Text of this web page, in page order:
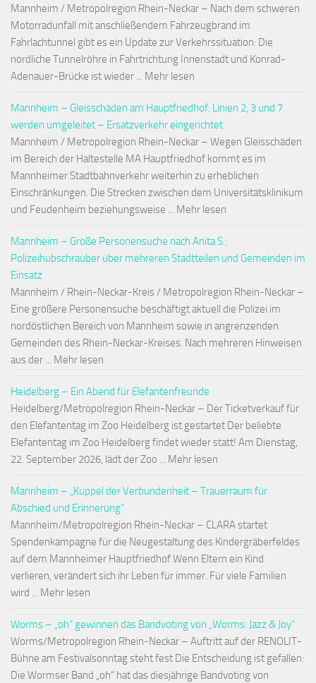
Mannheim / Metropolregion Rhein-Neckar – Nach dem schweren
Motorradunfall mit anschließendem Fahrzeugbrand im
Fahrlachtunnel gibt es ein Update zur Verkehrssituation: Die
nördliche Tunnelröhre in Fahrtrichtung Innenstadt und Konrad-
Adenauer-Brücke ist wieder ... Mehr lesen
Mannheim – Gleisschäden am Hauptfriedhof: Linien 2, 3 und 7
werden umgeleitet – Ersatzverkehr eingerichtet
Mannheim / Metropolregion Rhein-Neckar – Wegen Gleisschäden
im Bereich der Haltestelle MA Hauptfriedhof kommt es im
Mannheimer Stadtbahnverkehr weiterhin zu erheblichen
Einschränkungen. Die Strecken zwischen dem Universitätsklinikum
und Feudenheim beziehungsweise ... Mehr lesen
Mannheim – Große Personensuche nach Anita S.:
Polizeihubschrauber über mehreren Stadtteilen und Gemeinden im
Einsatz
Mannheim / Rhein-Neckar-Kreis / Metropolregion Rhein-Neckar –
Eine größere Personensuche beschäftigt aktuell die Polizei im
nordöstlichen Bereich von Mannheim sowie in angrenzenden
Gemeinden des Rhein-Neckar-Kreises. Nach mehreren Hinweisen
aus der ... Mehr lesen
Heidelberg – Ein Abend für Elefantenfreunde
Heidelberg/Metropolregion Rhein-Neckar – Der Ticketverkauf für
den Elefantentag im Zoo Heidelberg ist gestartet Der beliebte
Elefantentag im Zoo Heidelberg findet wieder statt! Am Dienstag,
22. September 2026, lädt der Zoo ... Mehr lesen
Mannheim – „Kuppel der Verbundenheit – Trauerraum für
Abschied und Erinnerung“
Mannheim/Metropolregion Rhein-Neckar – CLARA startet
Spendenkampagne für die Neugestaltung des Kindergräberfeldes
auf dem Mannheimer Hauptfriedhof Wenn Eltern ein Kind
verlieren, verändert sich ihr Leben für immer. Für viele Familien
wird ... Mehr lesen
Worms – „oh“ gewinnen das Bandvoting von „Worms: Jazz & Joy“
Worms/Metropolregion Rhein-Neckar – Auftritt auf der RENOLIT-
Bühne am Festivalsonntag steht fest Die Entscheidung ist gefallen:
Die Wormser Band „oh“ hat das diesjährige Bandvoting von